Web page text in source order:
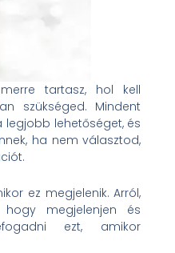
tartasz, hol kell
szükséged. Mindent
lehetőséget, és
ha nem választod,
ez megjelenik. Arról,
megjelenjen és
ezt, amikor